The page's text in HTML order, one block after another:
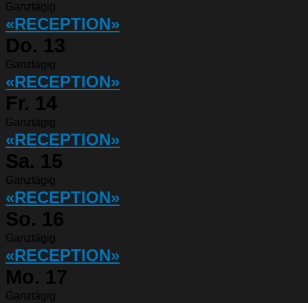
Ganztägig
«RECEPTION»
Do. 13
Ganztägig
«RECEPTION»
Fr. 14
Ganztägig
«RECEPTION»
Sa. 15
Ganztägig
«RECEPTION»
So. 16
Ganztägig
«RECEPTION»
Mo. 17
Ganztägig